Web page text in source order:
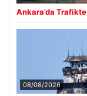
Ankara’da
08/08/2026